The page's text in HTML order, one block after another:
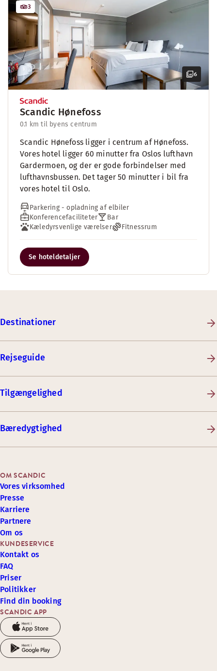
6
3
Scandic Hønefoss
0.1 km til byens centrum
Scandic Hønefoss ligger i centrum af Hønefoss.
Vores hotel ligger 60 minutter fra Oslos lufthavn
Gardermoen, og der er gode forbindelser med
lufthavnsbussen. Det tager 50 minutter i bil fra
vores hotel til Oslo.
Parkering - opladning af elbiler
Konferencefaciliteter
Bar
Kæledyrsvenlige værelser
Fitnessrum
Se hoteldetaljer
Destinationer
Rejseguide
Tilgængelighed
Bæredygtighed
SCANDIC APP
KUNDESERVICE
Kontakt os
FAQ
Priser
Politikker
Find din booking
OM SCANDIC
Vores virksomhed
Presse
Karriere
Partnere
Om os